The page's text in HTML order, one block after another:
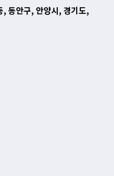
동안구, 안양시, 경기도,